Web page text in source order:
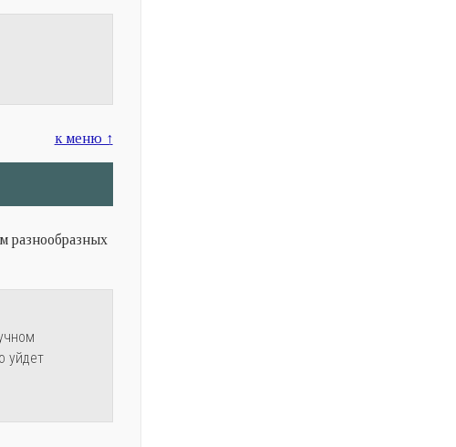
к меню ↑
разнообразных
уйдет